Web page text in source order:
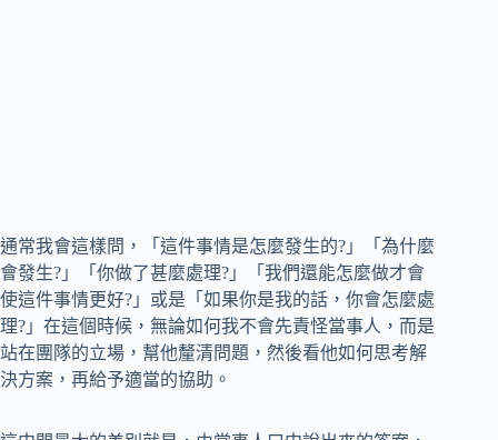
通常我會這樣問，「這件事情是怎麼發生的?」「為什麼
會發生?」「你做了甚麼處理?」「我們還能怎麼做才會
使這件事情更好?」或是「如果你是我的話，你會怎麼處
理?」在這個時候，無論如何我不會先責怪當事人，而是
站在團隊的立場，幫他釐清問題，然後看他如何思考解
決方案，再給予適當的協助。